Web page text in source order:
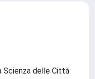
Scienza delle Città